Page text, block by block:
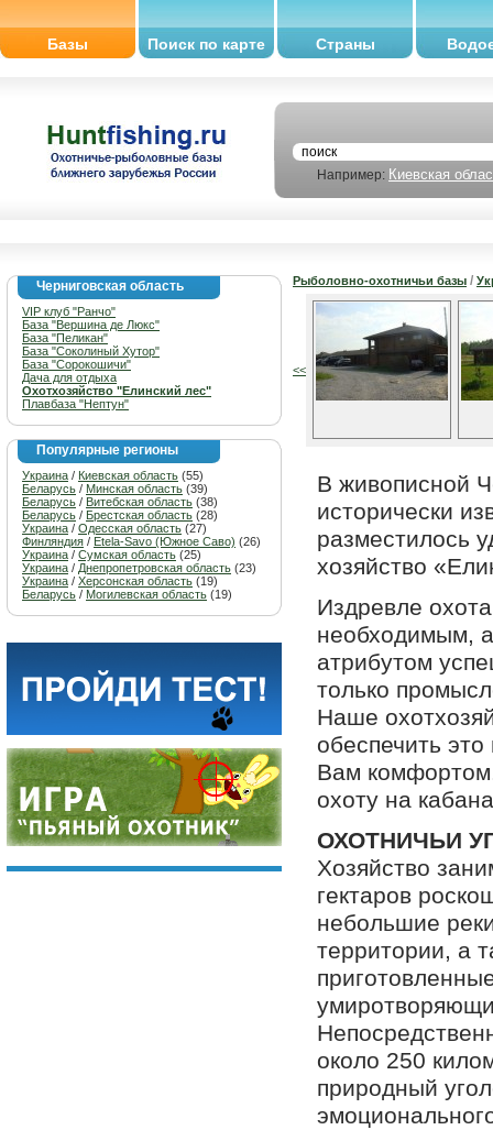
Базы Поиск по карте Страны
Например: Киевская
Черниговская область
VIP клуб "Ранчо"
База "Вершина де Люкс"
База "Пеликан"
База "Соколиный Хутор"
База "Сорокошичи"
Дача для отдыха
Охотхозяйство "Елинский лес"
Плавбаза "Нептун"
Популярные регионы
Украина / Киевская область (55)
Беларусь / Минская область (39)
Беларусь / Витебская область (38)
Беларусь / Брестская область (28)
Украина / Одесская область (27)
Финляндия / Etela-Savo (Южное Саво) (26)
Украина / Сумская область (25)
Украина / Днепропетровская область (23)
Украина / Херсонская область (19)
Беларусь / Могилевская область (19)
Рыболовно-охотничьи базы /
<<
В живописной
исторически
разместилось
хозяйство
Издревле
необходимым,
атрибутом
только
Наше
обеспечить
Вам
охоту на
ОХОТНИЧЬИ
Хозяйство
гектаров
небольшие
территории, а
около 250
природный